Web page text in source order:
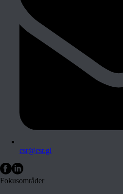
csr@csr.gl
Fokusområder